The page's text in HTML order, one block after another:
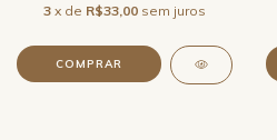
3 x de R$33,00 sem juros